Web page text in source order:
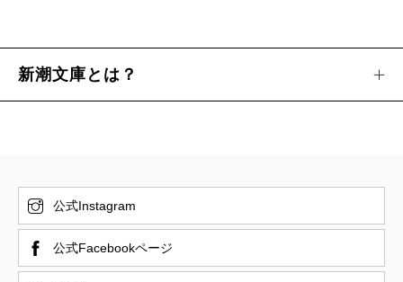
新潮文庫とは？
公式Instagram
公式Facebookページ